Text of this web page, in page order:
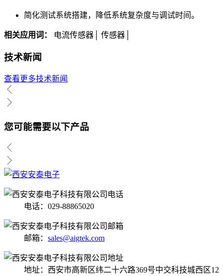
简化测试系统搭建，降低系统复杂度与调试时间。
相关应用词： 电流传感器│ 传感器│
技术新闻
查看更多技术新闻
您可能需要以下产品
电话：029-88865020
邮箱： sales@aigtek.com
地址：西安市高新区纬二十六路369号中交科技城西区12